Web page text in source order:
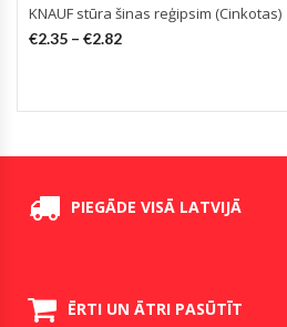
KNAUF stūra šinas reģipsim (Cinkotas)
€2.35 – €2.82
PIEGĀDE VISĀ LATVIJĀ
ĒRTI UN ĀTRI PASŪTĪT